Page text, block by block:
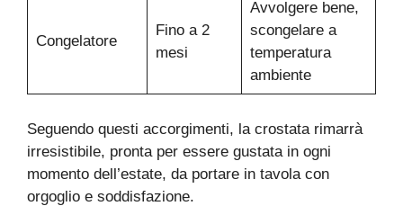
Congelatore
Fino a 2
mesi
Avvolgere bene,
scongelare a
temperatura
ambiente
Seguendo questi accorgimenti, la crostata rimarrà
irresistibile, pronta per essere gustata in ogni
momento dell’estate, da portare in tavola con
orgoglio e soddisfazione.